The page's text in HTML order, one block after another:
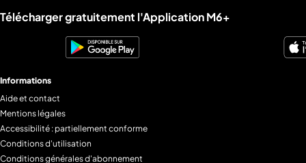
Liens utiles M6+.
Télécharger gratuitement l'Application M6+
Informations
Aide et contact
Mentions légales
Accessibilité : partiellement conforme
Conditions d'utilisation
Conditions générales d'abonnement